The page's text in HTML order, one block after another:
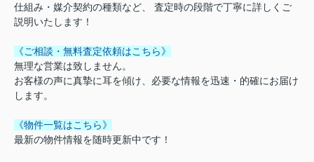
仕組み・媒介契約の種類など、 査定時の段階で丁寧に詳しくご
説明いたします！
《ご相談・無料査定依頼はこちら》
無理な営業は致しません。
お客様の声に真摯に耳を傾け、必要な情報を迅速・的確にお届け
します。
《物件一覧はこちら》
最新の物件情報を随時更新中です！